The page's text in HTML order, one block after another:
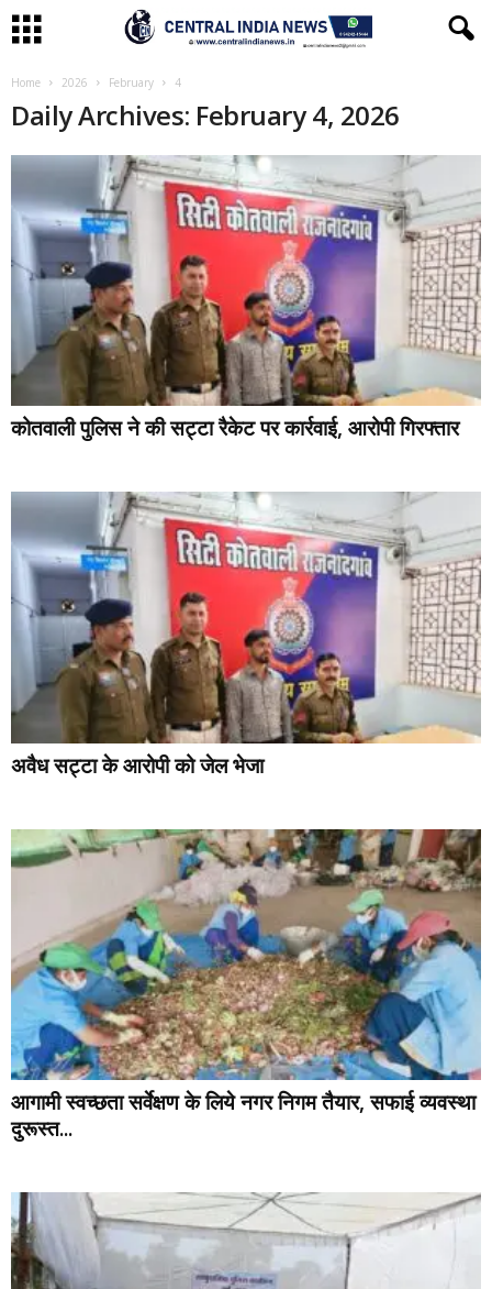
Home 2026 February 4
Daily Archives: February 4, 2026
कोतवाली पुलिस ने की सट्टा रैकेट पर कार्रवाई, आरोपी गिरफ्तार
अवैध सट्टा के आरोपी को जेल भेजा
आगामी स्वच्छता सर्वेक्षण के लिये नगर निगम तैयार, सफाई व्यवस्था
दुरूस्त...